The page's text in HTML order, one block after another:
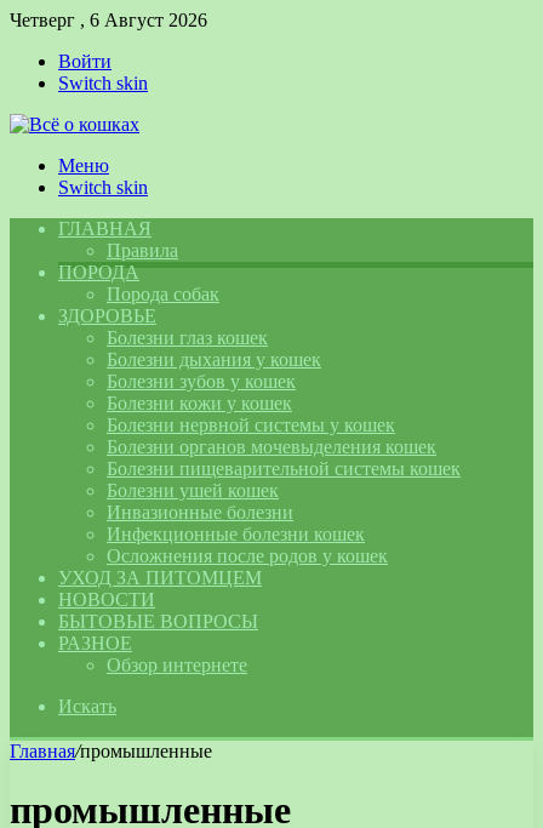
Четверг , 6 Август 2026
Войти
Switch skin
Меню
Switch skin
ГЛАВНАЯ
Правила
ПОРОДА
Порода собак
ЗДОРОВЬЕ
Болезни глаз кошек
Болезни дыхания у кошек
Болезни зубов у кошек
Болезни кожи у кошек
Болезни нервной системы у кошек
Болезни органов мочевыделения кошек
Болезни пищеварительной системы кошек
Болезни ушей кошек
Инвазионные болезни
Инфекционные болезни кошек
Осложнения после родов у кошек
УХОД ЗА ПИТОМЦЕМ
НОВОСТИ
БЫТОВЫЕ ВОПРОСЫ
РАЗНОЕ
Обзор интернете
Искать
Главная/промышленные
промышленные